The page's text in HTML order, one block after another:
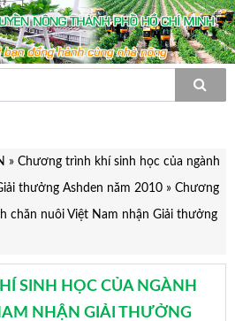
» Chương trình khí sinh học của ngành
thưởng Ashden năm 2010» Chương
chăn nuôi Việt Nam nhận Giải thưởng
SINH HỌC CỦA NGÀNH
NHẬN GIẢI THƯỞNG